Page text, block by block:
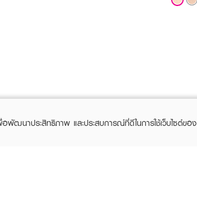
พื่อพัฒนาประสิทธิภาพ และประสบการณ์ที่ดีในการใช้เว็บไซต์